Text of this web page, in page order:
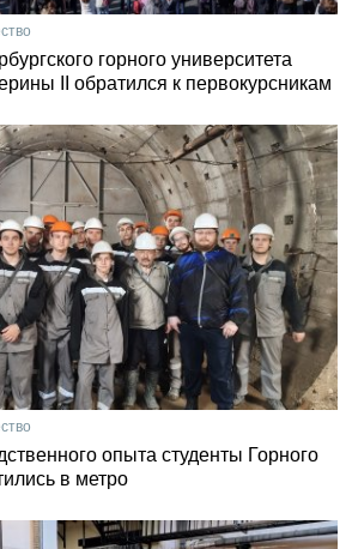
горного университета
II обратился к первокурсникам
опыта студенты Горного
в метро